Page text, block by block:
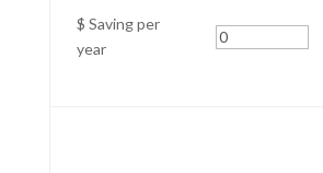
$ Saving per
year